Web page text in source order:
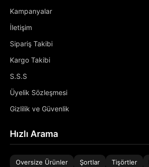
Kampanyalar
İletişim
Sipariş Takibi
Kargo Takibi
S.S.S
Üyelik Sözleşmesi
Gizlilik ve Güvenlik
Hızlı Arama
Oversize Ürünler Şortlar Tişörtler